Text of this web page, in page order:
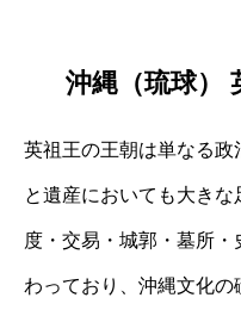
沖縄（琉球）
英祖王の王朝は単なる
と遺産においても大きな
度・交易・城郭・墓所
わっており、沖縄文化の